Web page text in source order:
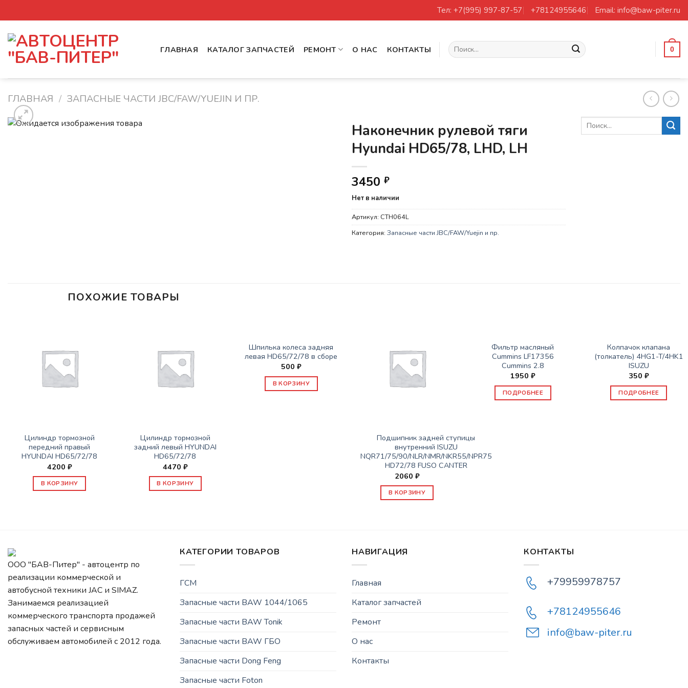
to
content
Тел: +7(995) 997-87-57 +78124955646 Email: info@baw-piter.ru
ГЛАВНАЯ КАТАЛОГ ЗАПЧАСТЕЙ РЕМОНТ О НАС КОНТАКТЫ Искать: 0
ГЛАВНАЯ / ЗАПАСНЫЕ ЧАСТИ JBC/FAW/YUEJIN И ПР.
Наконечник рулевой тяги
Hyundai HD65/78, LHD, LH
3450 ₽
Нет в наличии
Артикул: CTH064L
Категория: Запасные части JBC/FAW/Yuejin и пр.
ПОХОЖИЕ ТОВАРЫ
Цилиндр тормозной
передний правый
HYUNDAI HD65/72/78
4200 ₽
В КОРЗИНУ
Цилиндр тормозной
задний левый HYUNDAI
HD65/72/78
4470 ₽
В КОРЗИНУ
Шпилька колеса задняя
левая HD65/72/78 в сборе
500 ₽
В КОРЗИНУ
Подшипник задней ступицы
внутренний ISUZU
NQR71/75/90/NLR/NMR/NKR55/NPR75
HD72/78 FUSO CANTER
2060 ₽
В КОРЗИНУ
Фильтр масляный
Cummins LF17356
Cummins 2.8
1950 ₽
ПОДРОБНЕЕ
Колпачок клапана
(толкатель) 4HG1-T/4HK1
ISUZU
350 ₽
ПОДРОБНЕЕ
ООО "БАВ-Питер" - автоцентр по
реализации коммерческой и
автобусной техники JAC и SIMAZ.
Занимаемся реализацией
коммерческого транспорта продажей
запасных частей и сервисным
обслуживаем автомобилей c 2012 года.
КАТЕГОРИИ ТОВАРОВ
ГСМ
Запасные части BAW 1044/1065
Запасные части BAW Tonik
Запасные части BAW ГБО
Запасные части Dong Feng
Запасные части Foton
НАВИГАЦИЯ
Главная
Каталог запчастей
Ремонт
О нас
Контакты
КОНТАКТЫ
+79959978757
+78124955646
info@baw-piter.ru